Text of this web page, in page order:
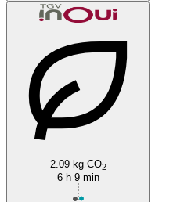
2.09 kg CO2
6 h 9 min